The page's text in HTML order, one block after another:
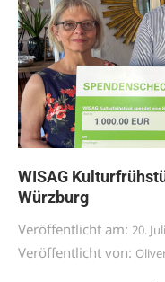
WISAG
Würzburg
Veröffentlicht am: 20.
Veröffentlicht von: